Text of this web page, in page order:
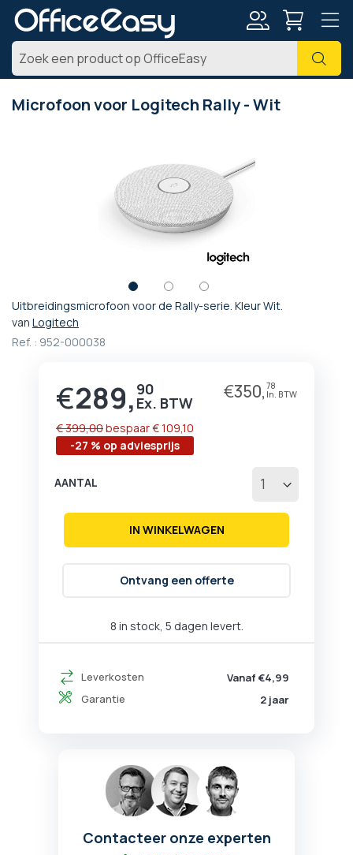
Zoek
Microfoon voor Logitech Rally - Wit
Uitbreidingsmicrofoon voor de Rally-serie. Kleur Wit.
van Logitech
Ref. : 952-000038
Prijs
€289, 90 €350, 78
-27 % op adviesprijs
€ 399,00bespaar€ 109,10
8 in stock, 5 dagen levert.
Leverkosten
Vanaf €4,99
Garantie
2 jaar
AANTAL
IN WINKELWAGEN
Ontvang een offerte
Ga
naar
het
afbeeldingen-
Contacteer onze experten